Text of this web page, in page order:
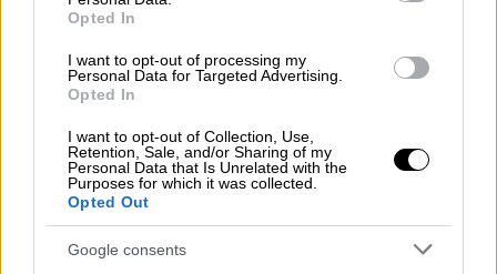
Opted In
I want to opt-out of processing my
Personal Data for Targeted Advertising.
Opted In
I want to opt-out of Collection, Use,
Retention, Sale, and/or Sharing of my
Personal Data that Is Unrelated with the
Purposes for which it was collected.
Opted Out
Google consents
ευρώ και δολάρια.